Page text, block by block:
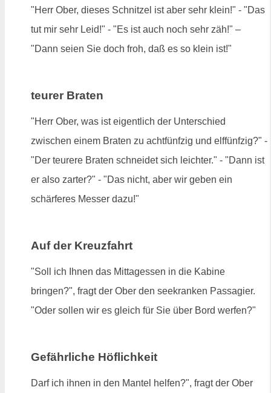
"Herr Ober, dieses Schnitzel ist aber sehr klein!" - "Das
tut mir sehr Leid!" - "Es ist auch noch sehr zäh!" –
"Dann seien Sie doch froh, daß es so klein ist!"
teurer Braten
"Herr Ober, was ist eigentlich der Unterschied
zwischen einem Braten zu achtfünfzig und elffünfzig?" -
"Der teurere Braten schneidet sich leichter." - "Dann ist
er also zarter?" - "Das nicht, aber wir geben ein
schärferes Messer dazu!"
Auf der Kreuzfahrt
"Soll ich Ihnen das Mittagessen in die Kabine
bringen?", fragt der Ober den seekranken Passagier.
"Oder sollen wir es gleich für Sie über Bord werfen?"
Gefährliche Höflichkeit
Darf ich ihnen in den Mantel helfen?", fragt der Ober